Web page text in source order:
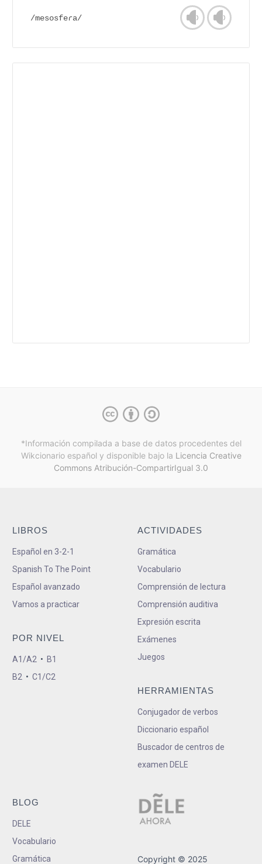
/mesosfeɾa/
*Información compilada a base de datos procedentes del
Wikcionario español y disponible bajo la Licencia Creative
Commons Atribución-CompartirIgual 3.0
LIBROS
Español en 3-2-1
Spanish To The Point
Español avanzado
Vamos a practicar
POR NIVEL
A1/A2 • B1
B2 • C1/C2
ACTIVIDADES
Gramática
Vocabulario
Comprensión de lectura
Comprensión auditiva
Expresión escrita
Exámenes
Juegos
HERRAMIENTAS
Conjugador de verbos
Diccionario español
Buscador de centros de
examen DELE
BLOG
DELE
Vocabulario
Gramática
Copyright © 2025